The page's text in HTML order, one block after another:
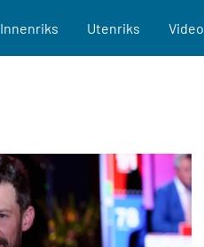
Main navigation
Innenriks Utenriks Video